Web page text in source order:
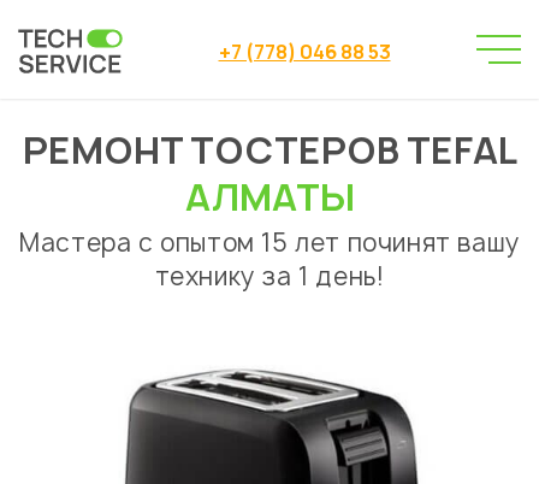
+7 (778) 046 88 53
Сервисный центр → Ремонт тостеров
→
Ремонт тостеров Tefal Алматы
РЕМОНТ ТОСТЕРОВ TEFAL
АЛМАТЫ
Мастера с опытом 15 лет починят вашу
технику за 1 день!